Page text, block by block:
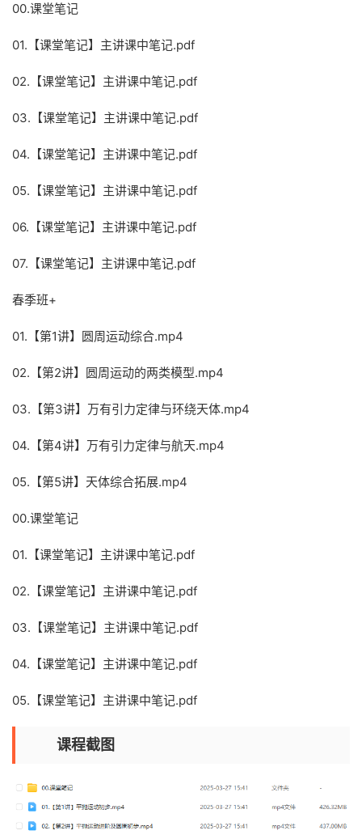
00.课堂笔记
01.【课堂笔记】主讲课中笔记.pdf
02.【课堂笔记】主讲课中笔记.pdf
03.【课堂笔记】主讲课中笔记.pdf
04.【课堂笔记】主讲课中笔记.pdf
05.【课堂笔记】主讲课中笔记.pdf
06.【课堂笔记】主讲课中笔记.pdf
07.【课堂笔记】主讲课中笔记.pdf
春季班+
01.【第1讲】圆周运动综合.mp4
02.【第2讲】圆周运动的两类模型.mp4
03.【第3讲】万有引力定律与环绕天体.mp4
04.【第4讲】万有引力定律与航天.mp4
05.【第5讲】天体综合拓展.mp4
00.课堂笔记
01.【课堂笔记】主讲课中笔记.pdf
02.【课堂笔记】主讲课中笔记.pdf
03.【课堂笔记】主讲课中笔记.pdf
04.【课堂笔记】主讲课中笔记.pdf
05.【课堂笔记】主讲课中笔记.pdf
课程截图